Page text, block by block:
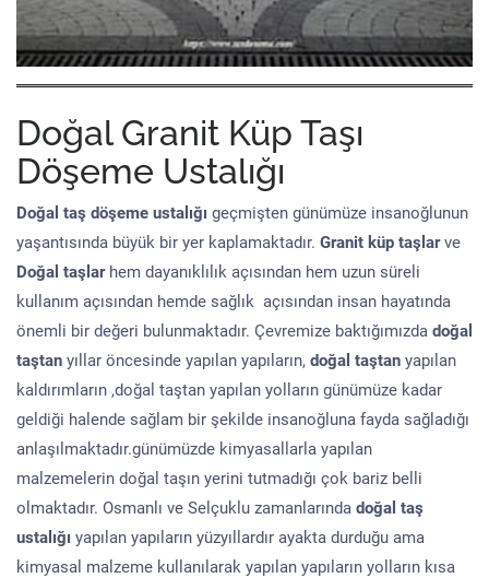
Doğal Granit Küp Taşı
Döşeme Ustalığı
Doğal taş döşeme ustalığı geçmişten günümüze insanoğlunun
yaşantısında büyük bir yer kaplamaktadır. Granit küp taşlarve
Doğal taşlar hem dayanıklılık açısından hem uzun süreli
kullanım açısından hemde sağlık açısından insan hayatında
önemli bir değeri bulunmaktadır. Çevremize baktığımızda doğal
taştan yıllar öncesinde yapılan yapıların, doğal taştan yapılan
kaldırımların ,doğal taştan yapılan yolların günümüze kadar
geldiği halende sağlam bir şekilde insanoğluna fayda sağladığı
anlaşılmaktadır.günümüzde kimyasallarla yapılan
malzemelerin doğal taşın yerini tutmadığı çok bariz belli
olmaktadır. Osmanlı ve Selçuklu zamanlarında doğal taş
ustalığı yapılan yapıların yüzyıllardır ayakta durduğu ama
kimyasal malzeme kullanılarak yapılan yapıların yolların kısa